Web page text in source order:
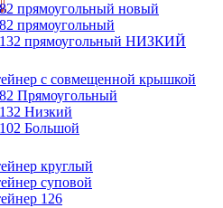
прямоугольный новый
прямоугольный
прямоугольный НИЗКИЙ
с совмещенной крышкой
Прямоугольный
Низкий
Большой
круглый
суповой
126